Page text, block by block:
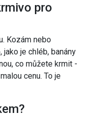
pro
Kozám nebo
je chléb, banány
co můžete krmit -
cenu. To je